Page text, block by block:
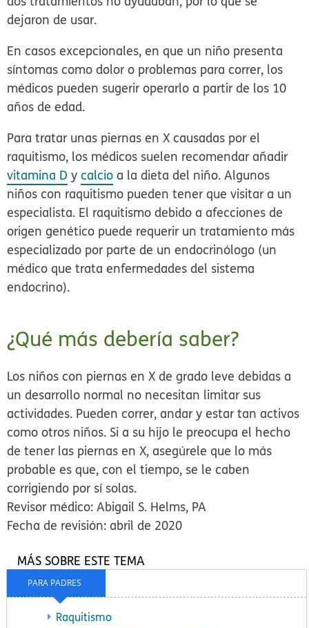
dejaron de usar.
En casos excepcionales, en que un niño presenta
síntomas como dolor o problemas para correr, los
médicos pueden sugerir operarlo a partir de los 10
años de edad.
Para tratar unas piernas en X causadas por el
raquitismo, los médicos suelen recomendar añadir
vitamina D ycalcio a la dieta del niño. Algunos
niños con raquitismo pueden tener que visitar a un
especialista. El raquitismo debido a afecciones de
origen genético puede requerir un tratamiento más
especializado por parte de un endocrinólogo (un
médico que trata enfermedades del sistema
endocrino).
¿Qué más debería saber?
Los niños con piernas en X de grado leve debidas a
un desarrollo normal no necesitan limitar sus
actividades. Pueden correr, andar y estar tan activos
como otros niños. Si a su hijo le preocupa el hecho
de tener las piernas en X, asegúrele que lo más
probable es que, con el tiempo, se le caben
corrigiendo por sí solas.
Revisor médico: Abigail S. Helms, PA
Fecha de revisión: abril de 2020
PARA PADRES
MÁS SOBRE ESTE TEMA
Raquitismo